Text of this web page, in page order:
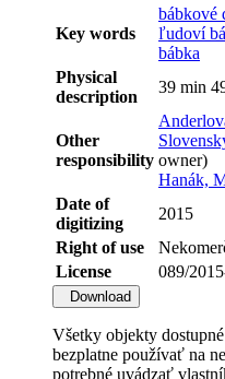
Key words
bábkové
ľudoví
bábka
Physical
description
39 min
Other
responsibility owner)
Hanák,
Date of
digitizing
2015
Right of use
License
089/
Download
Všetky objekty
bezplatne používať na
potrebné uvádzať